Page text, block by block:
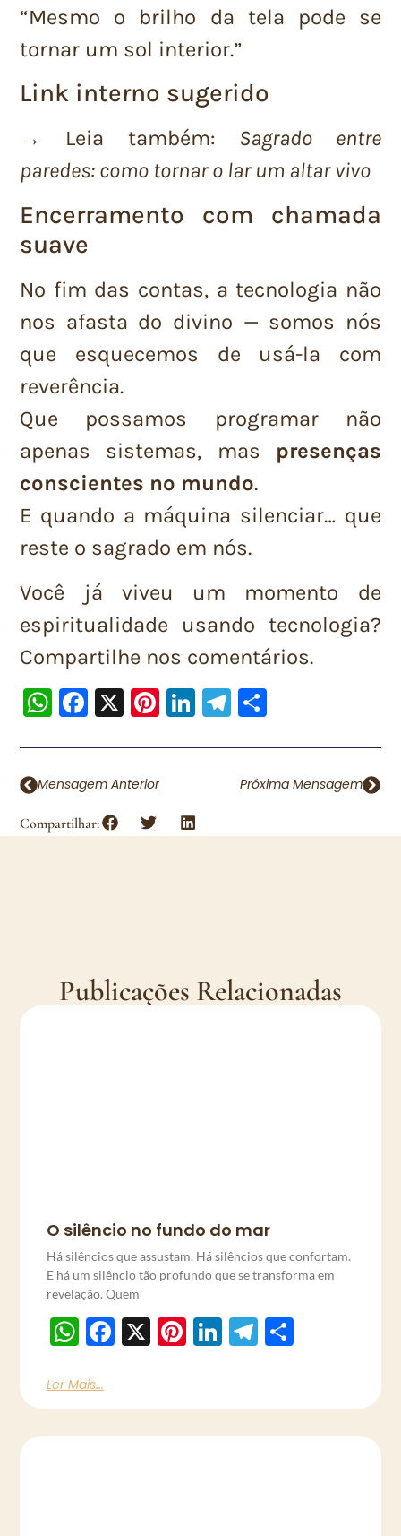
“Mesmo o brilho da tela pode se
tornar um sol interior.”
Link interno sugerido
→ Leia também: Sagrado entre
paredes: como tornar o lar um altar vivo
Encerramento com chamada
suave
No fim das contas, a tecnologia não
nos afasta do divino — somos nós
que esquecemos de usá-la com
reverência.
Que possamos programar não
apenas sistemas, mas presenças
conscientes no mundo.
E quando a máquina silenciar… que
reste o sagrado em nós.
Você já viveu um momento de
espiritualidade usando tecnologia?
Compartilhe nos comentários.
WhatsApp
Facebook
X Pinterest
LinkedIn
Telegram
Mensagem Anterior Próxima Mensagem
Compartilhar:
Publicações Relacionadas
O silêncio no fundo do mar
Há silêncios que assustam. Há silêncios que confortam.
E há um silêncio tão profundo que se transforma em
revelação. Quem
WhatsApp
Facebook
X Pinterest
LinkedIn
Telegram
Ler Mais...